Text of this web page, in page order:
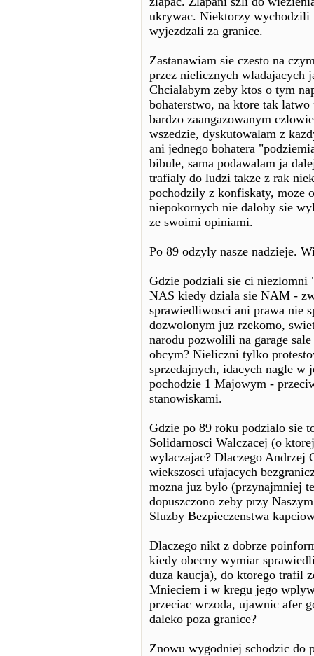
ukrywac. Niektorzy wychodzili
wyjezdzali za granice.
Zastanawiam sie czesto na
przez nielicznych wladajacych
Chcialabym zeby ktos o tym
bohaterstwo, na ktore tak
bardzo zaangazowanym
wszedzie, dyskutowalam z
ani jednego bohatera
bibule, sama podawalam ja
trafialy do ludzi takze z rak
pochodzily z konfiskaty, moze
niepokornych nie daloby sie
ze swoimi opiniami.
Po 89 odzyly nasze nadzieje.
Gdzie podziali sie ci niezlomni
NAS kiedy dziala sie NAM -
sprawiedliwosci ani prawa nie
dozwolonym juz rzekomo,
narodu pozwolili na garage
obcym? Nieliczni tylko
sprzedajnych, idacych nagle w
pochodzie 1 Majowym -
stanowiskami.
Gdzie po 89 roku podzialo sie
Solidarnosci Walczacej (o
wylaczajac? Dlaczego
wiekszosci ufajacych
mozna juz bylo (przynajmniej
dopuszczono zeby przy
Sluzby Bezpieczenstwa
Dlaczego nikt z dobrze
kiedy obecny wymiar
duza kaucja), do ktorego trafil
Mnieciem i w kregu jego
przeciac wrzoda, ujawnic afer
daleko poza granice?
Znowu wygodniej schodzic do